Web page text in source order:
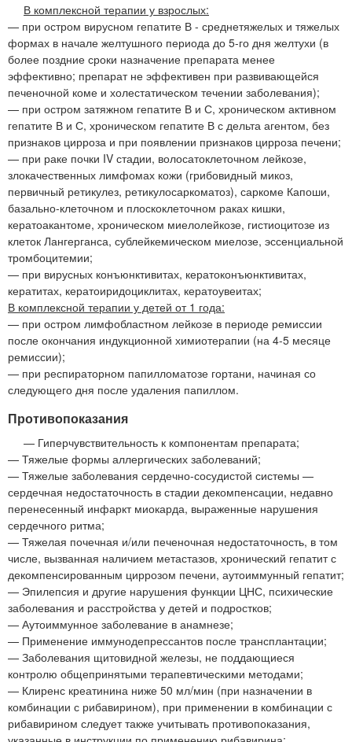
В комплексной терапии у взрослых:
— при остром вирусном гепатите В - среднетяжелых и тяжелых
формах в начале желтушного периода до 5-го дня желтухи (в
более поздние сроки назначение препарата менее
эффективно; препарат не эффективен при развивающейся
печеночной коме и холестатическом течении заболевания);
— при остром затяжном гепатите В и С, хроническом активном
гепатите В и С, хроническом гепатите В с дельта агентом, без
признаков цирроза и при появлении признаков цирроза печени;
— при раке почки IV стадии, волосатоклеточном лейкозе,
злокачественных лимфомах кожи (грибовидный микоз,
первичный ретикулез, ретикулосаркоматоз), саркоме Капоши,
базально-клеточном и плоскоклеточном раках кишки,
кератоакантоме, хроническом миелолейкозе, гистиоцитозе из
клеток Лангерганса, сублейкемическом миелозе, эссенциальной
тромбоцитемии;
— при вирусных конъюнктивитах, кератоконъюнктивитах,
кератитах, кератоиридоциклитах, кератоувеитах;
В комплексной терапии у детей от 1 года:
— при остром лимфобластном лейкозе в периоде ремиссии
после окончания индукционной химиотерапии (на 4-5 месяце
ремиссии);
— при респираторном папилломатозе гортани, начиная со
следующего дня после удаления папиллом.
Противопоказания
— Гиперчувствительность к компонентам препарата;
— Тяжелые формы аллергических заболеваний;
— Тяжелые заболевания сердечно-сосудистой системы —
сердечная недостаточность в стадии декомпенсации, недавно
перенесенный инфаркт миокарда, выраженные нарушения
сердечного ритма;
— Тяжелая почечная и/или печеночная недостаточность, в том
числе, вызванная наличием метастазов, хронический гепатит с
декомпенсированным циррозом печени, аутоиммунный гепатит;
— Эпилепсия и другие нарушения функции ЦНС, психические
заболевания и расстройства у детей и подростков;
— Аутоиммунное заболевание в анамнезе;
— Применение иммунодепрессантов после трансплантации;
— Заболевания щитовидной железы, не поддающиеся
контролю общепринятыми терапевтическими методами;
— Клиренс креатинина ниже 50 мл/мин (при назначении в
комбинации с рибавирином), при применении в комбинации с
рибавирином следует также учитывать противопоказания,